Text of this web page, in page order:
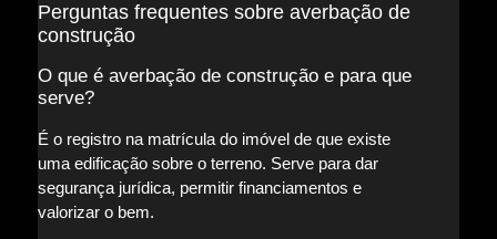
Perguntas frequentes sobre averbação de
construção
O que é averbação de construção e para que
serve?
É o registro na matrícula do imóvel de que existe
uma edificação sobre o terreno. Serve para dar
segurança jurídica, permitir financiamentos e
valorizar o bem.